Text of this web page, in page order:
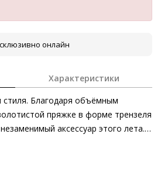
онлайн
Характеристики
Благодаря объёмным
пряжке в форме трензеля
аксессуар этого лета.
комфортная модель стильно
гардероб.